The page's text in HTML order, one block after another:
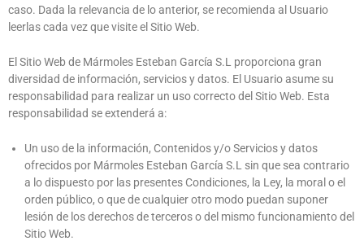
caso. Dada la relevancia de lo anterior, se recomienda al Usuario
leerlas cada vez que visite el Sitio Web.
El Sitio Web de Mármoles Esteban García S.L proporciona gran
diversidad de información, servicios y datos. El Usuario asume su
responsabilidad para realizar un uso correcto del Sitio Web. Esta
responsabilidad se extenderá a:
Un uso de la información, Contenidos y/o Servicios y datos
ofrecidos por Mármoles Esteban García S.L sin que sea contrario
a lo dispuesto por las presentes Condiciones, la Ley, la moral o el
orden público, o que de cualquier otro modo puedan suponer
lesión de los derechos de terceros o del mismo funcionamiento del
Sitio Web.